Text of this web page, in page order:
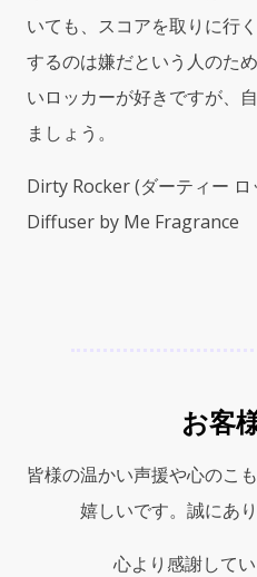
いても、スコアを取りに行
するのは嫌だという人のた
いロッカーが好きですが、
ましょう。
Dirty Rocker (ダーティー
Diffuser by Me Fragrance
お客
皆様の温かい声援や心のこ
嬉しいです。誠にあ
心より感謝してい